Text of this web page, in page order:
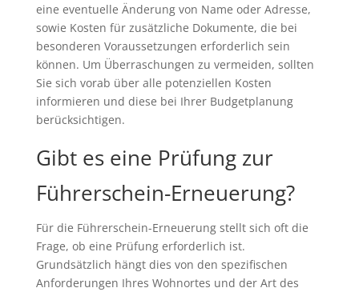
eine eventuelle Änderung von Name oder Adresse,
sowie Kosten für zusätzliche Dokumente, die bei
besonderen Voraussetzungen erforderlich sein
können. Um Überraschungen zu vermeiden, sollten
Sie sich vorab über alle potenziellen Kosten
informieren und diese bei Ihrer Budgetplanung
berücksichtigen.
Gibt es eine Prüfung zur
Führerschein-Erneuerung?
Für die Führerschein-Erneuerung stellt sich oft die
Frage, ob eine Prüfung erforderlich ist.
Grundsätzlich hängt dies von den spezifischen
Anforderungen Ihres Wohnortes und der Art des